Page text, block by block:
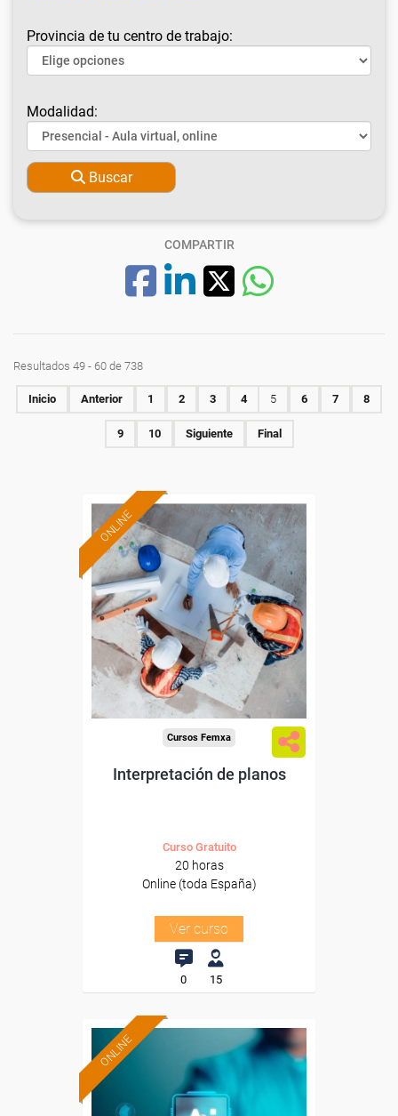
Provincia de tu centro de trabajo:
Modalidad:
Buscar
COMPARTIR
Resultados 49 - 60 de 738
Inicio Anterior 1 2 3 4 5 6 7 8
9 10 Siguiente Final
ONLINE
Formación 100%
subvencionada.
Para desempleados,
trabajadores y autónomos.
Sector
-Construcción e industrias
Extractivas.
Cursos Femxa
Interpretación de planos
Curso Gratuito
20 horas
Online (toda España)
Ver curso
0 15
ONLINE
Formación 100%
subvencionada.